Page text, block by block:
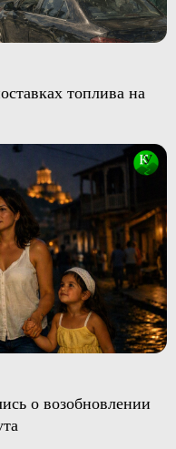
топлива на
о возобновлении